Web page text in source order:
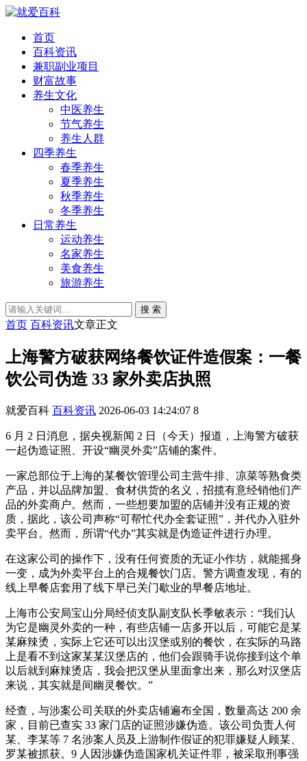
首页
百科资讯
兼职副业项目
财富故事
养生文化
中医养生
节气养生
养生人群
四季养生
春季养生
夏季养生
秋季养生
冬季养生
日常养生
运动养生
名家养生
美食养生
旅游养生
搜 索
首页 百科资讯文章正文
上海警方破获网络餐饮证件造假案：一餐
饮公司伪造 33 家外卖店执照
就爱百科 百科资讯 2026-06-03 14:24:07 8
6 月 2 日消息，据央视新闻 2 日（今天）报道，上海警方破获
一起伪造证照、开设“幽灵外卖”店铺的案件。
一家总部位于上海的某餐饮管理公司主营牛排、凉菜等熟食类
产品，并以品牌加盟、食材供货的名义，招揽有意经销他们产
品的外卖商户。然而，一些想要加盟的店铺并没有正规的资
质，据此，该公司声称“可帮忙代办全套证照”，并代办入驻外
卖平台。然而，所谓“代办”其实就是伪造证件进行办理。
在这家公司的操作下，没有任何资质的无证小作坊，就能摇身
一变，成为外卖平台上的合规餐饮门店。警方调查发现，有的
线上早餐店套用了线下早已关门歇业的早餐店地址。
上海市公安局宝山分局经侦支队副支队长季敏表示：“我们认
为它是幽灵外卖的一种，有些店铺一店多开以后，可能它是某
某麻辣烫，实际上它还可以出汉堡或别的餐饮，在实际的马路
上是看不到这家某某汉堡店的，他们会跟骑手说你接到这个单
以后就到麻辣烫店，我会把汉堡从里面拿出来，那么对汉堡店
来说，其实就是间幽灵餐饮。”
经查，与涉案公司关联的外卖店铺遍布全国，数量高达 200 余
家，目前已查实 33 家门店的证照涉嫌伪造。该公司负责人何
某、李某等 7 名涉案人员及上游制作假证的犯罪嫌疑人顾某、
罗某被抓获。9 人因涉嫌伪造国家机关证件罪，被采取刑事强